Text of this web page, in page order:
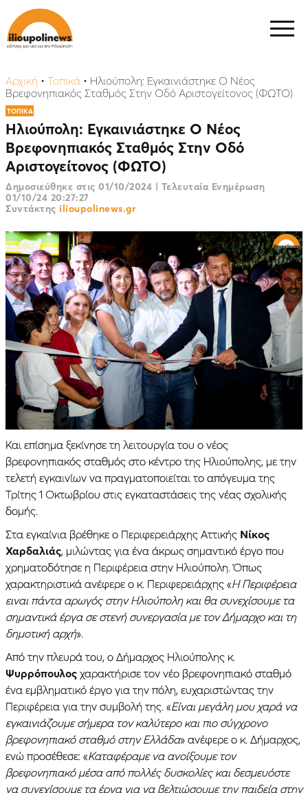
Αρχική • Τοπικά • Ηλιούπολη: Εγκαινιάστηκε Ο Νέος
Βρεφονηπιακός Σταθμός Στην Οδό Αριστογείτονος (ΦΩΤΟ)
ΤΟΠΙΚΑ
Ηλιούπολη: Εγκαινιάστηκε Ο Νέος
Βρεφονηπιακός Σταθμός Στην Οδό
Αριστογείτονος (ΦΩΤΟ)
Δημοσιεύθηκε στις 01/10/2024 | Τελευταία Ενημέρωση
01/10/24 20:27:27
Συντάκτης ilioupolinews.gr
Και επίσημα ξεκίνησε τη λειτουργία του ο νέος
βρεφονηπιακός σταθμός στο κέντρο της Ηλιούπολης, με την
τελετή εγκαινίων να πραγματοποιείται το απόγευμα της
Τρίτης 1 Οκτωβρίου στις εγκαταστάσεις της νέας σχολικής
δομής.
Στα εγκαίνια βρέθηκε ο Περιφερειάρχης Αττικής Νίκος
Χαρδαλιάς, μιλώντας για ένα άκρως σημαντικό έργο που
χρηματοδότησε η Περιφέρεια στην Ηλιούπολη. Όπως
χαρακτηριστικά ανέφερε ο κ. Περιφερειάρχης «Η Περιφέρεια
ειναι πάντα αρωγός στην Ηλιούπολη και θα συνεχίσουμε τα
σημαντικά έργα σε στενή συνεργασία με τον Δήμαρχο και τη
δημοτική αρχή».
Από την πλευρά του, ο Δήμαρχος Ηλιούπολης κ.
Ψυρρόπουλος χαρακτήρισε τον νέο βρεφονηπιακό σταθμό
ένα εμβληματικό έργο για την πόλη, ευχαριστώντας την
Περιφέρεια για την συμβολή της. «Είναι μεγάλη μου χαρά να
εγκαινιάζουμε σήμερα τον καλύτερο και πιο σύγχρονο
βρεφονηπιακό σταθμό στην Ελλάδα» ανέφερε ο κ. Δήμαρχος,
ενώ προσέθεσε: «Καταφέραμε να ανοίξουμε τον
βρεφονηπιακό μέσα από πολλές δυσκολίες και δεσμευόστε
να συνεχίσουμε τα έργα για να βελτιώσουμε την παιδεία στην